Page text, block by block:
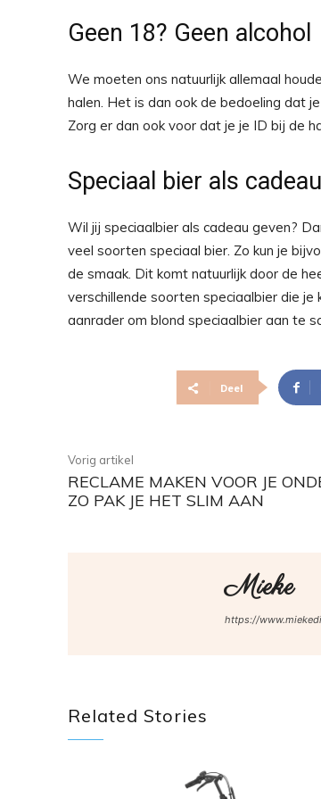
Geen 18? Geen alcohol
We moeten ons natuurlijk allemaal
halen. Het is dan ook de bedoeling dat
Zorg er dan ook voor dat je je ID bij de
Speciaal bier als
Wil jij speciaalbier als cadeau geven?
veel soorten speciaal bier. Zo kun je
de smaak. Dit komt natuurlijk door de
verschillende soorten speciaalbier die
aanrader om blond speciaalbier aan te
Deel
Vorig artikel
RECLAME MAKEN VOOR JE
ZO PAK JE HET SLIM AAN
Mieke
https://
Related Stories